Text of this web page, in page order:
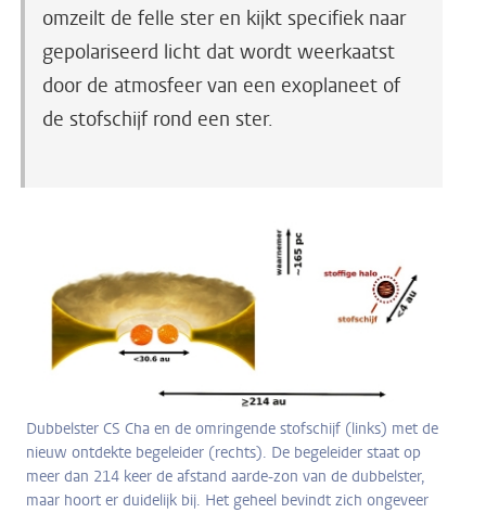
omzeilt de felle ster en kijkt specifiek naar
gepolariseerd licht dat wordt weerkaatst
door de atmosfeer van een exoplaneet of
de stofschijf rond een ster.
Dubbelster CS Cha en de omringende stofschijf (links) met de
nieuw ontdekte begeleider (rechts). De begeleider staat op
meer dan 214 keer de afstand aarde-zon van de dubbelster,
maar hoort er duidelijk bij. Het geheel bevindt zich ongeveer